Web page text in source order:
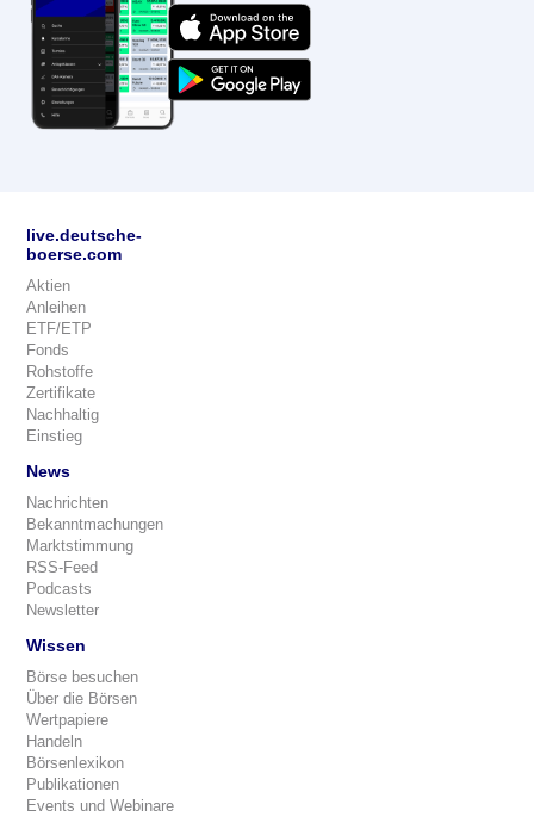
live.deutsche-
boerse.com
Aktien
Anleihen
ETF/ETP
Fonds
Rohstoffe
Zertifikate
Nachhaltig
Einstieg
News
Nachrichten
Bekanntmachungen
Marktstimmung
RSS-Feed
Podcasts
Newsletter
Wissen
Börse besuchen
Über die Börsen
Wertpapiere
Handeln
Börsenlexikon
Publikationen
Events und Webinare